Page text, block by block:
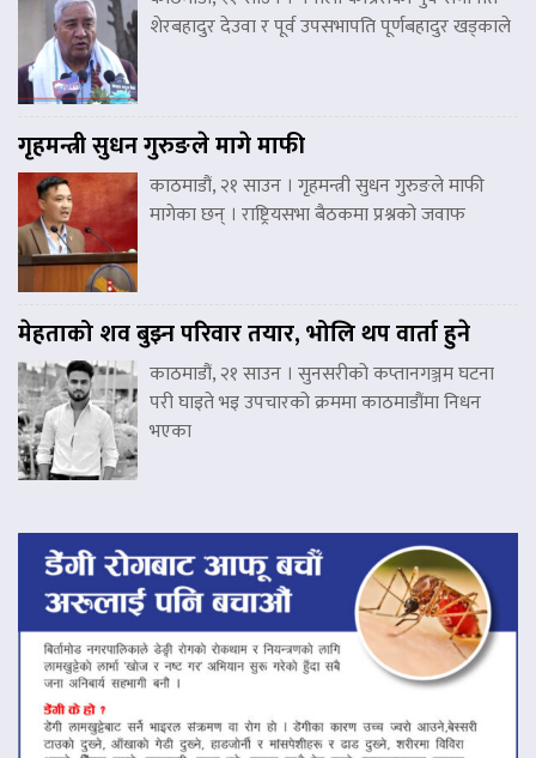
शेरबहादुर देउवा र पूर्व उपसभापति पूर्णबहादुर खड्काले
गृहमन्त्री सुधन गुरुङले मागे माफी
काठमाडौं, २१ साउन । गृहमन्त्री सुधन गुरुङले माफी
मागेका छन् । राष्ट्रियसभा बैठकमा प्रश्नको जवाफ
मेहताको शव बुझ्न परिवार तयार, भोलि थप वार्ता हुने
काठमाडौं, २१ साउन । सुनसरीको कप्तानगञ्जम घटना
परी घाइते भइ उपचारको क्रममा काठमाडौंमा निधन
भएका